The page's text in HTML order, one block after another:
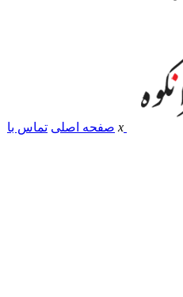
x صفحه اصلی تماس با